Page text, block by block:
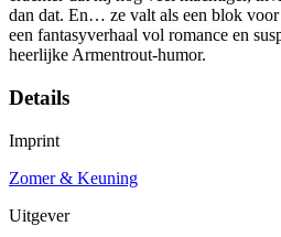
dan dat. En… ze valt als een blok
een fantasyverhaal vol romance en
heerlijke Armentrout-humor.
Details
Imprint
Zomer & Keuning
Uitgever